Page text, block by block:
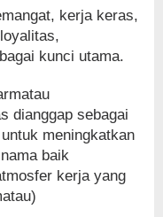
kerja keras,
kunci utama.
dianggap sebagai
meningkatkan
baik
kerja yang